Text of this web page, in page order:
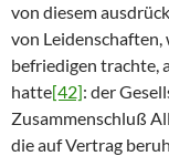
von diesem
von Leidenschaften,
befriedigen trachte,
hatte[42]: der
Zusammenschluß
die auf Vertrag